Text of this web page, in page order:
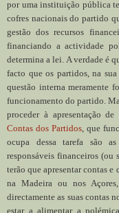
por uma instituição pública
cofres nacionais do partido
gestão dos recursos
financiando a actividade
determina a lei. A verdade é
facto que os partidos, na
questão interna meramente
funcionamento do partido.
proceder à apresentação
Contas dos Partidos , que
ocupa dessa tarefa são
responsáveis financeiros (ou
terão que apresentar contas
na Madeira ou nos
directamente as suas contas
estar a alimentar a